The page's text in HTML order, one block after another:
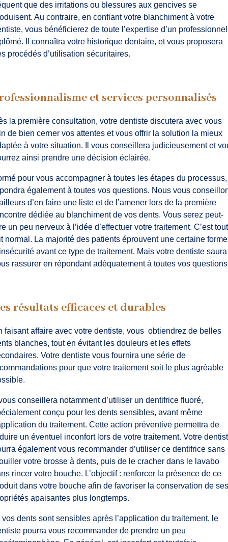
que des irritations ou blessures aux gencives se
Au contraire, en confiant votre blanchiment à votre
vous bénéficierez de toute l’expertise d’un professionnel
Il connaîtra votre historique dentaire, et vous proposera
procédés d’utilisation sécuritaires.
et services personnalisés
la première consultation, votre dentiste discutera avec vous
de bien cerner vos attentes et vous offrir la solution la mieux
à votre situation. Il vous conseillera judicieusement et
ainsi prendre une décision éclairée.
pour vous accompagner à toutes les étapes du
également à toutes vos questions. Nous vous
d’en faire une liste et de l’amener lors de la première
dédiée au blanchiment de vos dents. Vous serez peut-
un peu nerveux à l’idée d’effectuer votre traitement. C’est
normal. La majorité des patients éprouvent une certaine forme
avant ce type de traitement. Mais votre dentiste saura
rassurer en répondant adéquatement à toutes vos
résultats efficaces et durables
faisant affaire avec votre dentiste, vous obtiendrez de belles
blanches, tout en évitant les douleurs et les effets
Votre dentiste vous fournira une série de
pour que votre traitement soit le plus agréable
conseillera notamment d’utiliser un dentifrice fluoré,
conçu pour les dents sensibles, avant même
du traitement. Cette action préventive permettra de
un éventuel inconfort lors de votre traitement. Votre
également vous recommander d’utiliser ce dentifrice sans
votre brosse à dents, puis de le cracher dans le lavabo
rincer votre bouche. L’objectif : renforcer la présence de ce
dans votre bouche afin de favoriser la conservation de ses
apaisantes plus longtemps.
vos dents sont sensibles après l’application du traitement, le
pourra vous recommander de prendre un peu